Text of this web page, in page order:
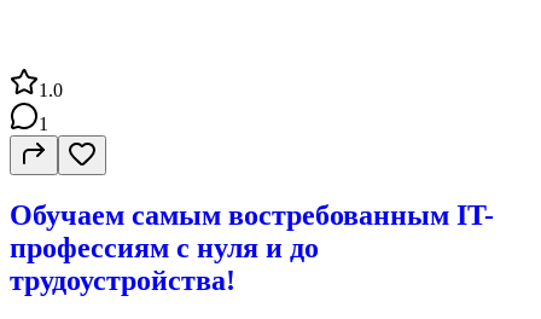
1.0
1
Обучаем самым востребованным IT-
профессиям с нуля и до
трудоустройства!